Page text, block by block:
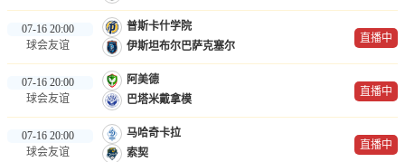
07-16 20:00
球会友谊
普斯卡什学院
伊斯坦布尔巴萨克塞尔
直播中
07-16 20:00
球会友谊
阿美德
巴塔米戴拿模
直播中
07-16 20:00
球会友谊
马哈奇卡拉
索契
直播中